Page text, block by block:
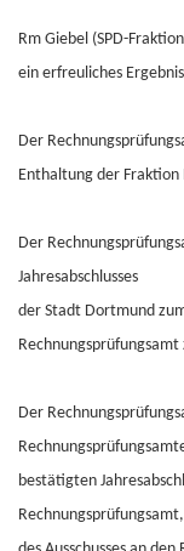
Rm Giebel (SPD-
ein erfreuliches
Der
Enthaltung der Fraktion
Der
Jahresabschlusses
der Stadt Dortmund
Rechnungsprüfungsamt
Der
bestätigten